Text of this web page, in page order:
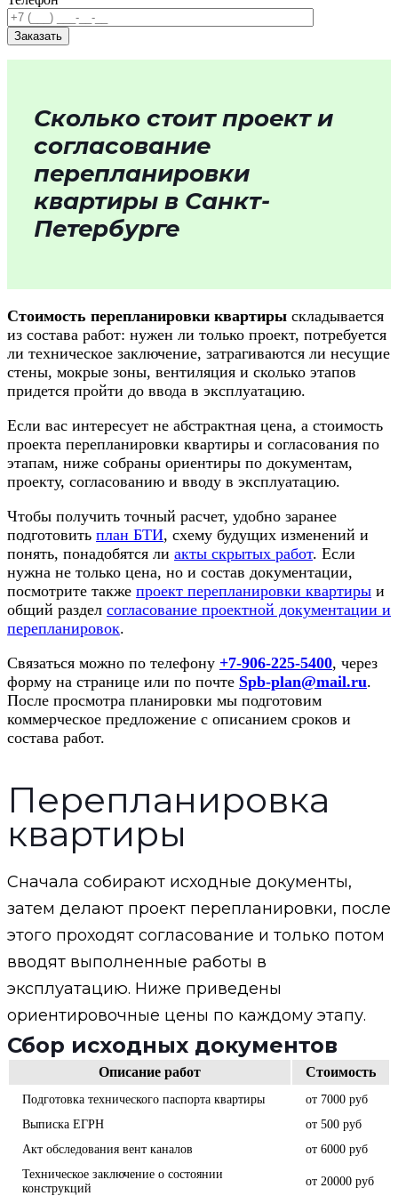
Сколько стоит проект и
согласование
перепланировки
квартиры в Санкт-
Петербурге
Стоимость перепланировки квартиры складывается
из состава работ: нужен ли только проект, потребуется
ли техническое заключение, затрагиваются ли несущие
стены, мокрые зоны, вентиляция и сколько этапов
придется пройти до ввода в эксплуатацию.
Если вас интересует не абстрактная цена, а стоимость
проекта перепланировки квартиры и согласования по
этапам, ниже собраны ориентиры по документам,
проекту, согласованию и вводу в эксплуатацию.
Чтобы получить точный расчет, удобно заранее
подготовить план БТИ, схему будущих изменений и
понять, понадобятся ли акты скрытых работ. Если
нужна не только цена, но и состав документации,
посмотрите также проект перепланировки квартиры и
общий раздел согласование проектной документации и
перепланировок.
Связаться можно по телефону +7-906-225-5400, через
форму на странице или по почте Spb-plan@mail.ru.
После просмотра планировки мы подготовим
коммерческое предложение с описанием сроков и
состава работ.
Перепланировка
квартиры
Сначала собирают исходные документы,
затем делают проект перепланировки, после
этого проходят согласование и только потом
вводят выполненные работы в
эксплуатацию. Ниже приведены
ориентировочные цены по каждому этапу.
Сбор исходных документов
Описание работ Стоимость
Подготовка технического паспорта квартиры
от 7000 руб
Выписка ЕГРН
от 500 руб
Акт обследования вент каналов
от 6000 руб
Техническое заключение о состоянии
конструкций
от 20000 руб